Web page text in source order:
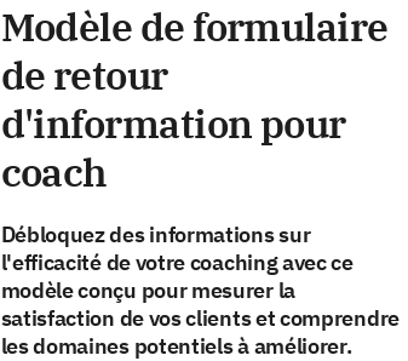
Modèle de formulaire
de retour
d'information pour
coach
Débloquez des informations sur
l'efficacité de votre coaching avec ce
modèle conçu pour mesurer la
satisfaction de vos clients et comprendre
les domaines potentiels à améliorer.